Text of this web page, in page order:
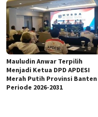
Mauludin Anwar Terpilih
Menjadi Ketua DPD APDESI
Merah Putih Provinsi Banten
Periode 2026-2031